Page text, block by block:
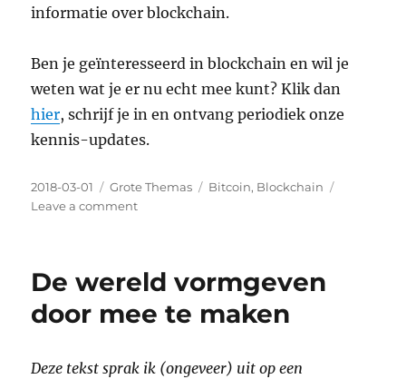
informatie over blockchain.
Ben je geïnteresseerd in blockchain en wil je
weten wat je er nu echt mee kunt? Klik dan
hier, schrijf je in en ontvang periodiek onze
kennis-updates.
Posted
on
2018-03-01 Categories
Grote Themas Tags
Bitcoin, Blockchain
Leave a comment
wordt
Realist
De wereld vormgeven
door mee te maken
Deze tekst sprak ik (ongeveer) uit op een